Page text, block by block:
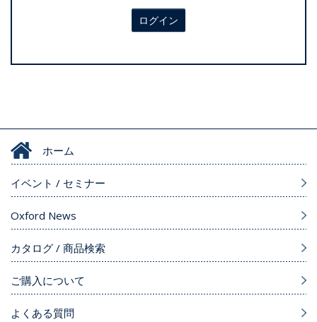
ログイン
ホーム
イベント / セミナー
Oxford News
カタログ / 商品検索
ご購入について
よくある質問